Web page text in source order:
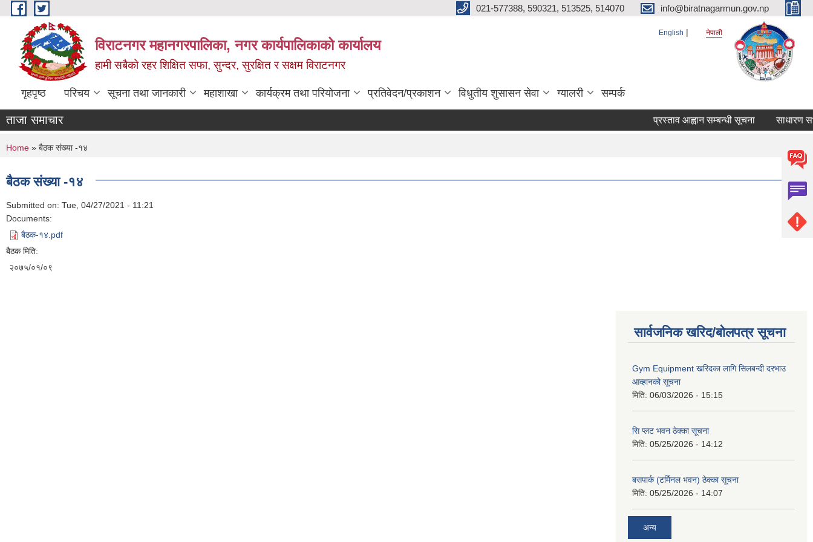
Skip to main content 021-577388, 590321, 513525, 514070 info@biratnagarmun.gov.np
विराटनगर महानगरपालिका, नगर कार्यपालिकाको कार्यालय
हामी सबैको रहर शिक्षित सफा, सुन्दर, सुरक्षित र सक्षम विराटनगर
English नेपाली
गृहपृष्ठ परिचय सूचना तथा जानकारी महाशाखा कार्यक्रम तथा परियोजना प्रतिवेदन/प्रकाशन विधुतीय शुसासन सेवा ग्यालरी सम्पर्क
ताजा समाचार प्रस्ताव आह्वान सम्बन्धी सूचना साधारण
You are here
Home » बैठक संख्या -१४
बैठक संख्या -१४
Submitted on: Tue, 04/27/2021 - 11:21
Documents:
बैठक-१४.pdf
बैठक मिति:
२०७५/०१/०९
सार्वजनिक खरिद/बोलपत्र सूचना
Gym Equipment खरिदका लागि सिलबन्दी दरभाउ
आव्हानको सूचना
मिति: 06/03/2026 - 15:15
सि प्लट भवन ठेक्का सूचना
मिति: 05/25/2026 - 14:12
बसपार्क (टर्मिनल भवन) ठेक्का सूचना
मिति: 05/25/2026 - 14:07
अन्य